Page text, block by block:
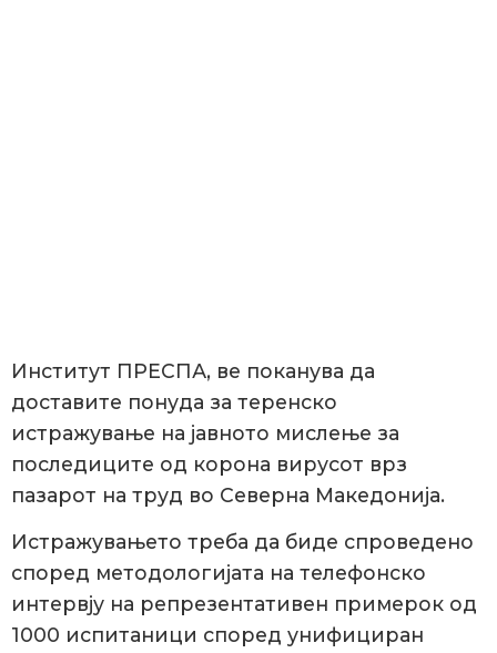
Институт ПРЕСПА, ве поканува да
доставите понуда за теренско
истражување на јавното мислење за
последиците од корона вирусот врз
пазарот на труд во Северна Македонија.
Истражувањето треба да биде спроведено
според методологијата на телефонско
интервју на репрезентативен примерок од
1000 испитаници според унифициран